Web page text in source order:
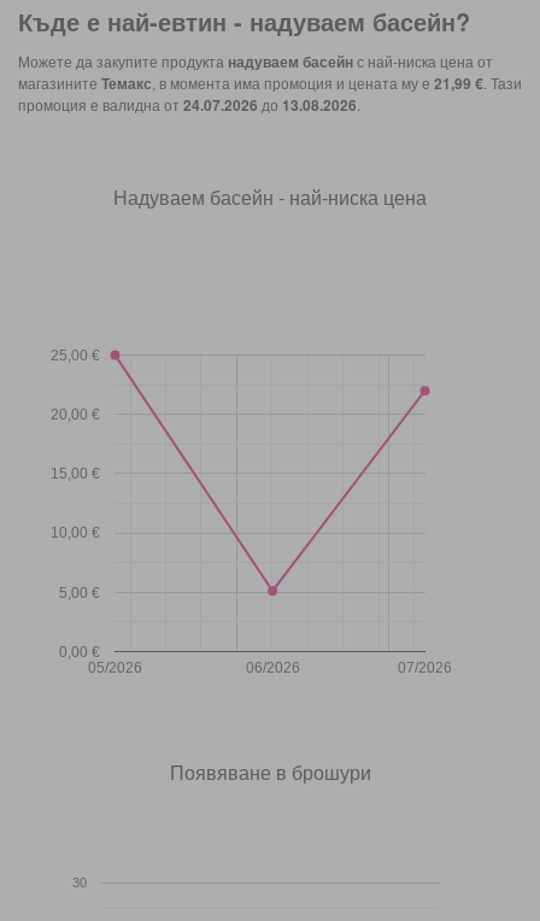
Къде е най-евтин - надуваем басейн?
Можете да закупите продукта надуваем басейнс най-ниска цена от
магазините Темакс , в момента има промоция и цената му е 21,99 € . Тази
промоция е валидна от 24.07.2026 до 13.08.2026
Надуваем басейн - най-ниска цена
05/2026 06/2026 07/2026
0,00 €
5,00 €
10,00 €
15,00 €
20,00 €
25,00 €
Появяване в брошури
30